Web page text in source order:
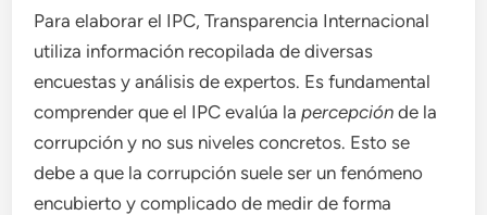
Para elaborar el IPC, Transparencia Internacional
utiliza información recopilada de diversas
encuestas y análisis de expertos. Es fundamental
comprender que el IPC evalúa lapercepción de la
corrupción y no sus niveles concretos. Esto se
debe a que la corrupción suele ser un fenómeno
encubierto y complicado de medir de forma